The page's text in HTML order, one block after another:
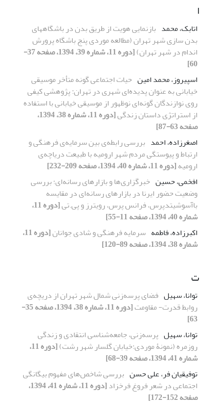
ا
اتابک، محمد بازنمایی هویت از طریق بدن در باشگاههای
بدن سازی شهر تهران (مطالعه موردی پنج باشگاه پرورش
اندام در شهر تهران)
[دوره 11، شماره 39، 1394، صفحه 37-
60]
اسپیروز، محمد امین حیات اجتماعی گونه متأخر موسیقی
خیابانی به عنوان پدیده‌ای شهری در تهران: پژوهشی کیفی
روی نوازندگان گونه‌ای نوظهور از موسیقی خیابانی با استفاده
از استراتژی داستان زندگی
[دوره 11، شماره 38، 1394،
صفحه 63-87]
اصغرزاده، احمد بررسی رابطه‌ی بین سرمایه‌ی فرهنگی و
ارتباط و پیوستگی مردم شهر ارومیه با طبیعت دریاچه‌ی
ارومیه[دوره 11، شماره 40، 1394، صفحه 209-232]
افخمی، حسین خبرگزاری‌ها و بازارهای رسانه‌ای؛ بررسی
وضعیت حضور ایرنا در بازارهای رسانه‌ای در مقایسه
باآسوشیتدپرس، فرانس پرس، رویترز و پی.تی
[دوره 11،
شماره 40، 1394، صفحه 11-55]
اکبرزاده، فاطمه سرمایه فرهنگی و شادی جوانان
[دوره 11،
شماره 38، 1394، صفحه 89-120]
ت
توانا، سهیل فضای پرسه‌زنی شمال شهر تهران از دریچه‌ی
روابط قدرت- مقاومت
[دوره 11، شماره 38، 1394، صفحه 35-
63]
توانا، سهیل پرسه‌زنی، جامعه‌شناسی انتقادی و زندگی
روزمره (نمونۀ موردی:خیابان گلسار شهر رشت)
[دوره 11،
شماره 41، 1394، صفحه 39-68]
توفیقیان فر، علی حسن بررسی شاخص‌های مفهوم بیگانگی
اجتماعی در شعر فروغ فرخزاد
[دوره 11، شماره 41، 1394،
صفحه 152-172]